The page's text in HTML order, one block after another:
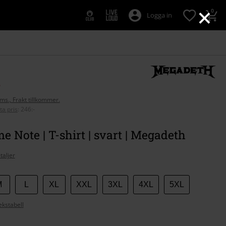
×
Logga in 0
Frakt tillkommer.
pris
246:-
Note | T-shirt | svart | Megadeth
XL XXL 3XL 4XL 5XL